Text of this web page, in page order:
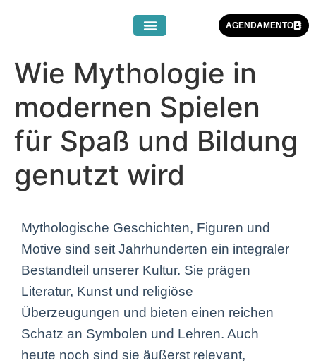
AGENDAMENTO
Wie Mythologie in
modernen Spielen
für Spaß und Bildung
genutzt wird
Mythologische Geschichten, Figuren und
Motive sind seit Jahrhunderten ein integraler
Bestandteil unserer Kultur. Sie prägen
Literatur, Kunst und religiöse
Überzeugungen und bieten einen reichen
Schatz an Symbolen und Lehren. Auch
heute noch sind sie äußerst relevant,